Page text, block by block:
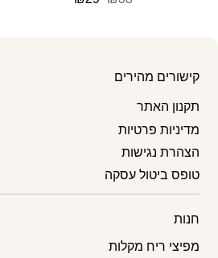
קישורים מהירים
תקנון האתר
מדיניות פרטיות
הצהרת נגישות
טופס ביטול עסקה
חנות
מפיצי ריח מקלות